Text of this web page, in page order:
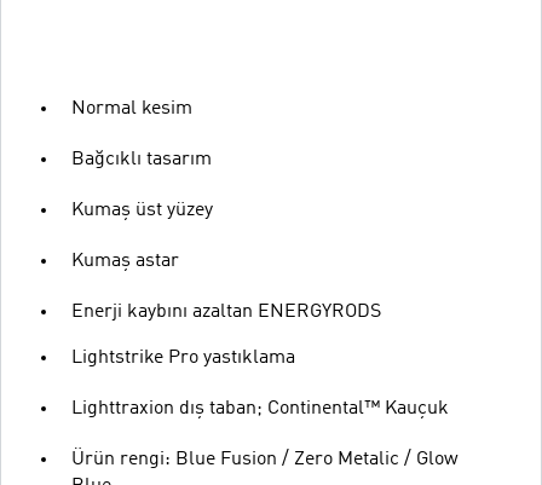
Normal kesim
Bağcıklı tasarım
Kumaş üst yüzey
Kumaş astar
Enerji kaybını azaltan ENERGYRODS
Lightstrike Pro yastıklama
Lighttraxion dış taban; Continental™ Kauçuk
Ürün rengi: Blue Fusion / Zero Metalic / Glow